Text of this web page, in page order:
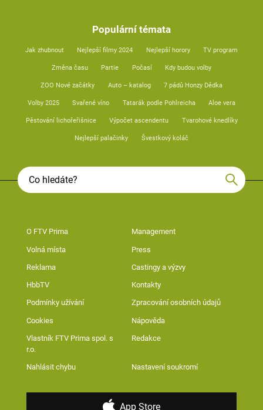
Populární témata
Jak zhubnout Nejlepší filmy 2024 Nejlepší horory TV program
Změna času Partie Počasí Kdy budou volby
ZOO Nové začátky Auto – katalog 7 pádů Honzy Dědka
Volby 2025 Svařené víno Tatarák podle Pohlreicha Aloe vera
Pěstování lichořeřišnice Výpočet ascendentu Tvarohové knedlíky
Nejlepší palačinky Švestkový koláč
O FTV Prima Management
Volná místa Press
Reklama Castingy a výzvy
HbbTV Kontakty
Podmínky užívání Zpracování osobních údajů
Cookies Nápověda
Vlastník FTV Prima spol. s
r.o.
Redakce
Nahlásit chybu Nastavení soukromí
App Store